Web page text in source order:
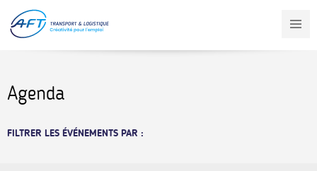
contenu
principal
Agenda
FILTRER LES ÉVÉNEMENTS PAR :